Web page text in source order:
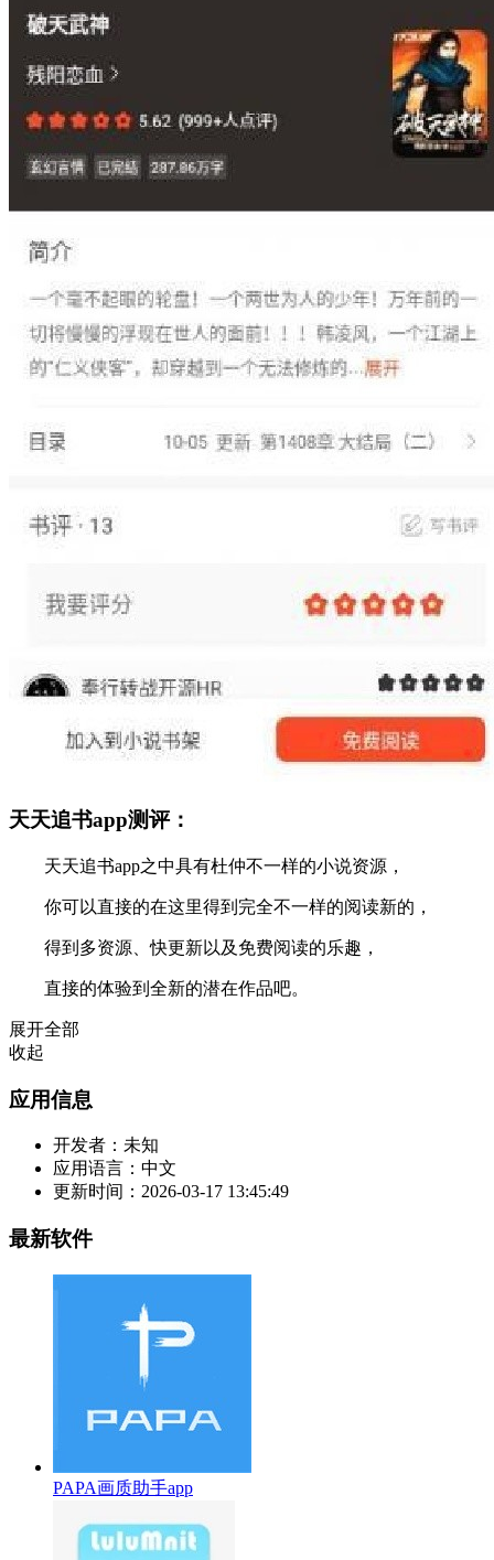
天天追书app测评：
天天追书app之中具有杜仲不一样的小说资源，
你可以直接的在这里得到完全不一样的阅读新的，
得到多资源、快更新以及免费阅读的乐趣，
直接的体验到全新的潜在作品吧。
展开全部
收起
应用信息
开发者： 未知
应用语言： 中文
更新时间： 2026-03-17 13:45:49
最新软件
PAPA画质助手app